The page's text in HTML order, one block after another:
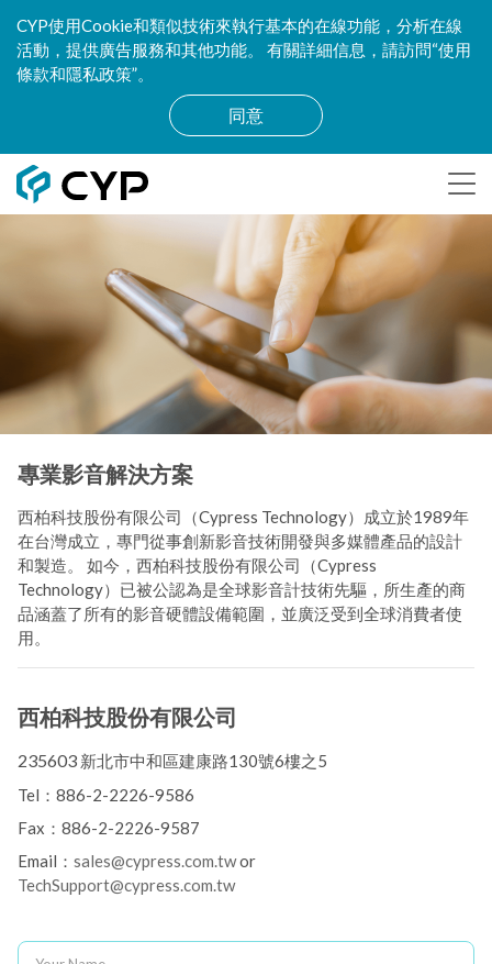
CYP使用Cookie和類似技術來執行基本的在線功能，分析在線
活動，提供廣告服務和其他功能。 有關詳細信息，請訪問“使用
條款和隱私政策”。
同意
專業影音解決方案
西柏科技股份有限公司（Cypress Technology）成立於1989年
在台灣成立，專門從事創新影音技術開發與多媒體產品的設計
和製造。 如今，西柏科技股份有限公司（Cypress
Technology）已被公認為是全球影音計技術先驅，所生產的商
品涵蓋了所有的影音硬體設備範圍，並廣泛受到全球消費者使
用。
西柏科技股份有限公司
235603 新北市中和區建康路130號6樓之5
Tel：886-2-2226-9586
Fax：886-2-2226-9587
Email： sales@cypress.com.twor
TechSupport@cypress.com.tw
Your Name